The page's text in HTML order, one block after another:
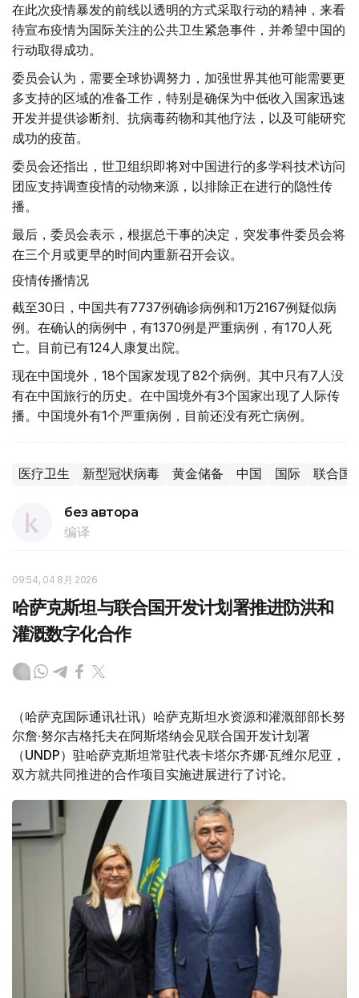
在此次疫情暴发的前线以透明的方式采取行动的精神，来看
待宣布疫情为国际关注的公共卫生紧急事件，并希望中国的
行动取得成功。
委员会认为，需要全球协调努力，加强世界其他可能需要更
多支持的区域的准备工作，特别是确保为中低收入国家迅速
开发并提供诊断剂、抗病毒药物和其他疗法，以及可能研究
成功的疫苗。
委员会还指出，世卫组织即将对中国进行的多学科技术访问
团应支持调查疫情的动物来源，以排除正在进行的隐性传
播。
最后，委员会表示，根据总干事的决定，突发事件委员会将
在三个月或更早的时间内重新召开会议。
疫情传播情况
截至30日，中国共有7737例确诊病例和1万2167例疑似病
例。在确认的病例中，有1370例是严重病例，有170人死
亡。目前已有124人康复出院。
现在中国境外，18个国家发现了82个病例。其中只有7人没
有在中国旅行的历史。在中国境外有3个国家出现了人际传
播。中国境外有1个严重病例，目前还没有死亡病例。
医疗卫生 新型冠状病毒 黄金储备 中国 国际 联合国
без автора
编译
09:54, 04 8月 2026
哈萨克斯坦与联合国开发计划署推进防洪和
灌溉数字化合作
（哈萨克国际通讯社讯）哈萨克斯坦水资源和灌溉部部长努
尔詹·努尔吉格托夫在阿斯塔纳会见联合国开发计划署
（UNDP）驻哈萨克斯坦常驻代表卡塔尔齐娜·瓦维尔尼亚，
双方就共同推进的合作项目实施进展进行了讨论。